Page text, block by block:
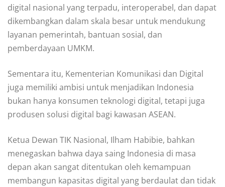
digital nasional yang terpadu, interoperabel, dan dapat
dikembangkan dalam skala besar untuk mendukung
layanan pemerintah, bantuan sosial, dan
pemberdayaan UMKM.
Sementara itu, Kementerian Komunikasi dan Digital
juga memiliki ambisi untuk menjadikan Indonesia
bukan hanya konsumen teknologi digital, tetapi juga
produsen solusi digital bagi kawasan ASEAN.
Ketua Dewan TIK Nasional, Ilham Habibie, bahkan
menegaskan bahwa daya saing Indonesia di masa
depan akan sangat ditentukan oleh kemampuan
membangun kapasitas digital yang berdaulat dan tidak